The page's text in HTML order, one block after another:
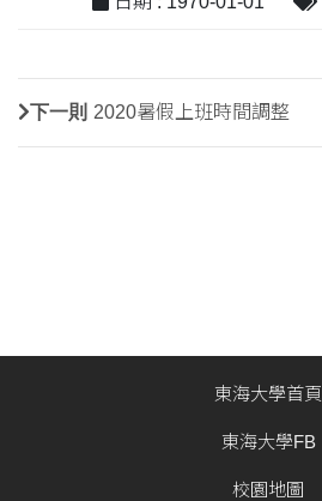
下一則 2020暑假上班時間調整
東海大學首頁
東海大學FB
校園地圖